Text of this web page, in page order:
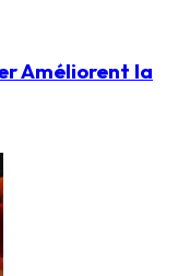
Améliorent la